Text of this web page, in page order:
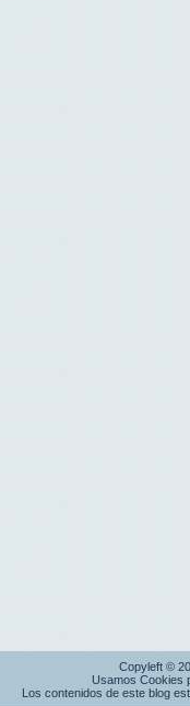
Copyleft ©
Usamos Cookies
Los contenidos de este blog